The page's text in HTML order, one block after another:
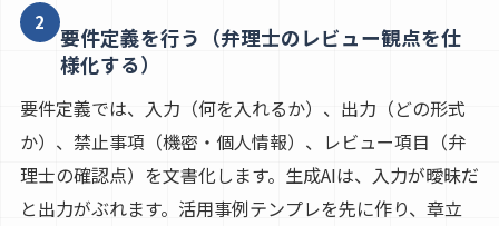
2
要件定義を行う（弁理士のレビュー観点を仕
様化する）
要件定義では、入力（何を入れるか）、出力（どの形式
か）、禁止事項（機密・個人情報）、レビュー項目（弁
理士の確認点）を文書化します。生成AIは、入力が曖昧だ
と出力がぶれます。活用事例テンプレを先に作り、章立